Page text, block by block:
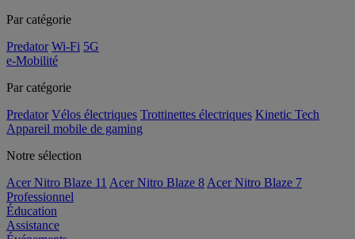
Par catégorie
Predator Wi-Fi 5G
e-Mobilité
Par catégorie
Predator Vélos électriques Trottinettes électriques Kinetic Tech
Appareil mobile de gaming
Notre sélection
Acer Nitro Blaze 11 Acer Nitro Blaze 8 Acer Nitro Blaze 7
Professionnel
Éducation
Assistance